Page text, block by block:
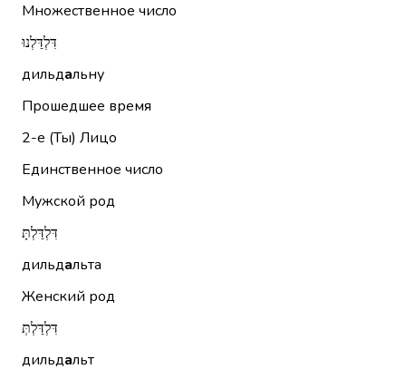
Множественное число
דִּלְדַּלְנוּ
дильдальну
Прошедшее время
2-е (Ты) Лицо
Единственное число
Мужской род
דִּלְדַּלְתָּ
дильдальта
Женский род
דִּלְדַּלְתְּ
дильдальт